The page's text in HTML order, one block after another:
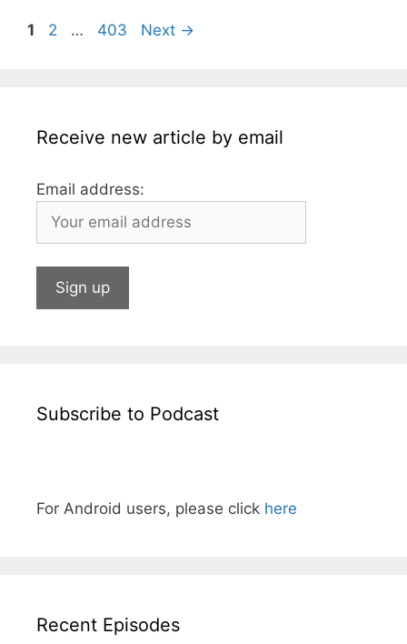
Page
1 Page
2 … Page
403 Next →
Receive new article by email
Email address:
Subscribe to Podcast
For Android users, please click here
Recent Episodes